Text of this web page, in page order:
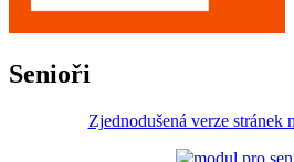
Senioři
Zjednodušená verze stránek